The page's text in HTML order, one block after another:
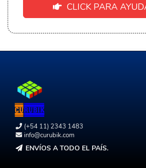
CLICK PARA
(+54 11) 2343 1483
info@curubik.com
ENVÍOS A TODO EL PAÍS.